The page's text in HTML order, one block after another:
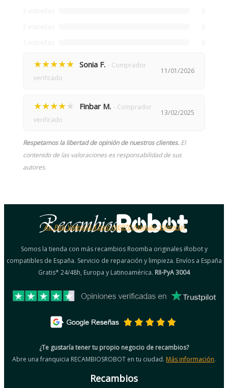
★★★★★ Sonia F. - Comprador
verificado
11/01/2026
★★★★★ Finbar M. - Comprador
verificado
13/02/2025
Respetamos la libertad de opinión de nuestros clientes. El
contenido de las valoraciones es responsabilidad de sus
autores.
Av. País Valencià 4 bajo (46970 Alaquàs, Valencia)
Somos la tienda con más recambios Roomba originales iRobot y
compatibles de España. Servicio de reparación y limpieza. Envíos a España
Gratis* 24/48h, Europa y Latinoamérica. RII-PyA 3004
¿Te gustaría tener tu propio negocio de recambios?
Abre una franquicia RECAMBIOSROBOT en tu ciudad. Más información.
Recambios